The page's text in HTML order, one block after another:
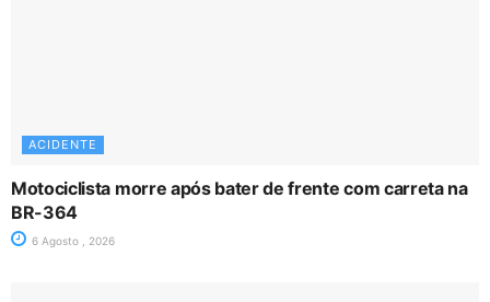
ACIDENTE
Motociclista morre após bater de frente com carreta na
BR-364
6 Agosto , 2026